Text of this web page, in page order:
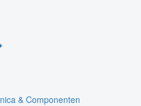
& Componenten